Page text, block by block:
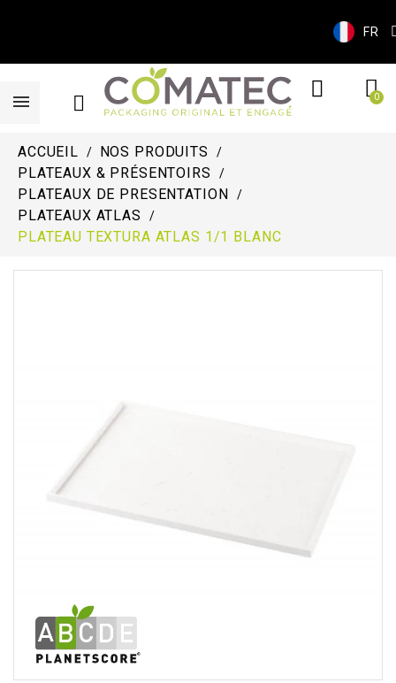
FR
ACCUEIL
NOS PRODUITS
PLATEAUX & PRÉSENTOIRS
PLATEAUX DE PRESENTATION
PLATEAUX ATLAS
PLATEAU TEXTURA ATLAS 1/1 BLANC